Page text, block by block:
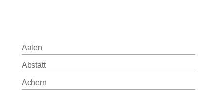
Aalen
Abstatt
Achern